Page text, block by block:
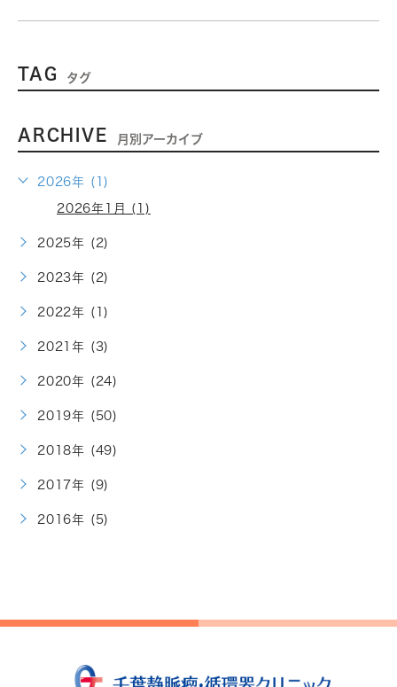
TAG タグ
ARCHIVE 月別アーカイブ
2026年 (1)
2026年1月 (1)
2025年 (2)
2023年 (2)
2022年 (1)
2021年 (3)
2020年 (24)
2019年 (50)
2018年 (49)
2017年 (9)
2016年 (5)